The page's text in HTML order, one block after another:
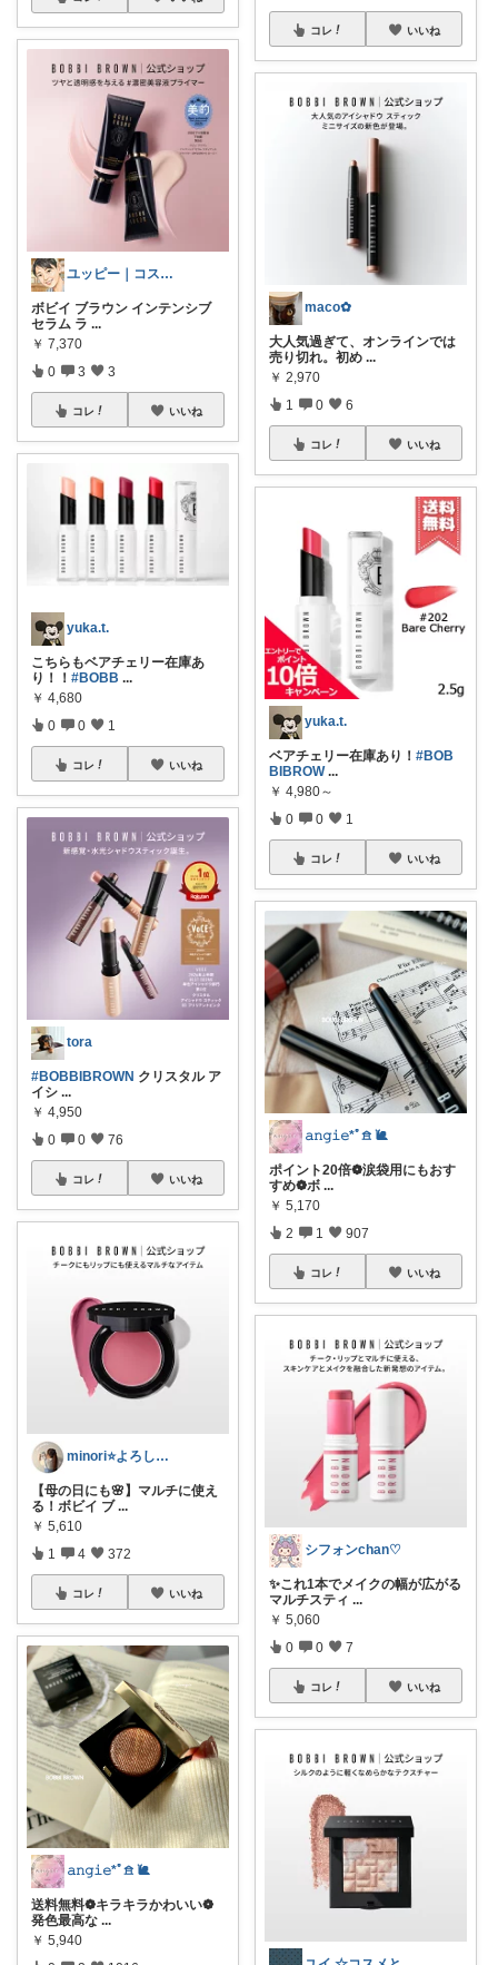
ユッピー｜コスメと子育てROOM
ボビイ ブラウン インテンシブ
セラム ラ ...
￥ 7,370
0 3 3
コレ いいね
yuka.t.
こちらもベアチェリー在庫あ
り！！ #BOBB ...
￥ 4,680
0 0 1
コレ いいね
tora
#BOBBIBROWN クリスタル ア
イシ ...
￥ 4,950
0 0 76
コレ いいね
minori⭐️よろしくお願いします💕
【母の日にも🌸】マルチに使え
る！ボビイ ブ ...
￥ 5,610
1 4 372
コレ いいね
𝚊𝚗𝚐𝚒𝚎*ﾟ𖠿 🐌
送料無料❁︎キラキラかわいい❁︎
発色最高な ...
￥ 5,940
コレ いいね
maco✿
大人気過ぎて、オンラインでは
売り切れ。初め ...
￥ 2,970
1 0 6
コレ いいね
yuka.t.
ベアチェリー在庫あり！ #BOB
BIBROW ...
￥ 4,980～
0 0 1
コレ いいね
𝚊𝚗𝚐𝚒𝚎*ﾟ𖠿 🐌
ポイント20倍❁︎涙袋用にもおす
すめ❁︎ボ ...
￥ 5,170
2 1 907
コレ いいね
シフォンchan♡
✨これ1本でメイクの幅が広がる
マルチスティ ...
￥ 5,060
0 0 7
コレ いいね